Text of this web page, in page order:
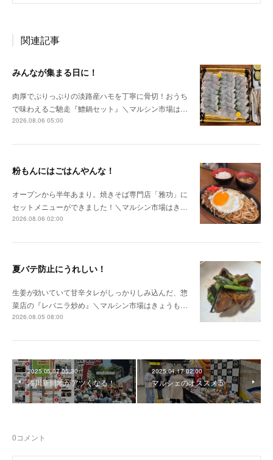
関連記事
みんなが集まる日に！
肉厚でぷりっぷりの淡路産ハモを丁寧に骨切！おうち
で味わえるご馳走『鱧鍋セット』＼マルシン市場は…
2026.08.06 05:00
粉もんにはごはんやんな！
オープンから半年あまり。焼きそば専門店「雅功」に
セットメニューができました！＼マルシン市場はき…
2026.08.06 02:00
夏バテ防止にうれしい！
生姜が効いていて甘辛タレがしっかりしみ込んだ、惣
菜店の『レバニラ炒め』＼マルシン市場はきょうも…
2026.08.05 08:00
2025.05.07 05:30
湊川新開地がアツくなる！
2025.04.17 02:00
マルシェのオススメ⑤
0コメント